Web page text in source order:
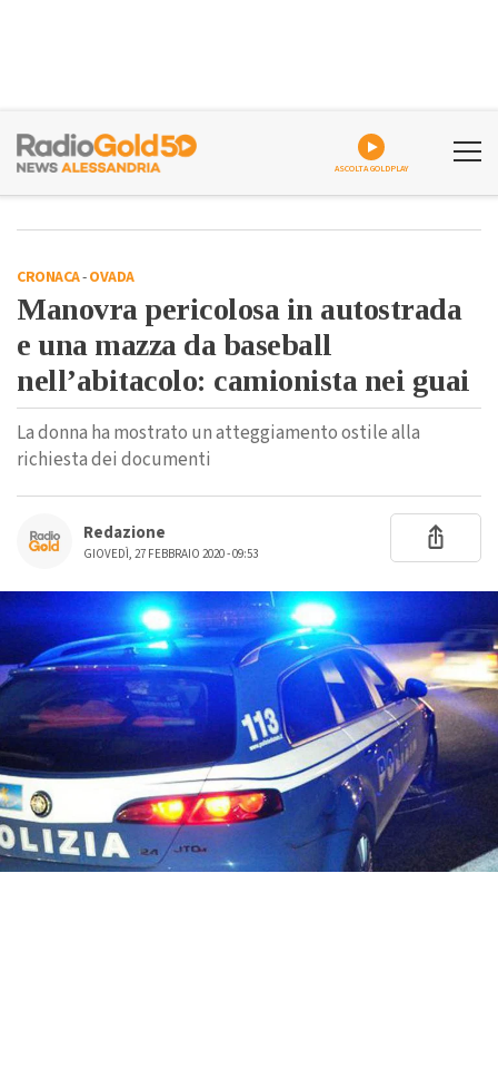
ASCOLTA GOLDPLAY
CRONACA-OVADA
Manovra pericolosa in autostrada
e una mazza da baseball
nell’abitacolo: camionista nei guai
La donna ha mostrato un atteggiamento ostile alla
richiesta dei documenti
Redazione
GIOVEDÌ, 27 FEBBRAIO 2020 - 09:53